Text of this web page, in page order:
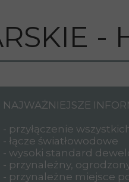
NAJWAŻNIEJSZE
- przyłączenie
- łącze światłowodowe
- wysoki standard
- przynależny,
- przynależne miejsce
-